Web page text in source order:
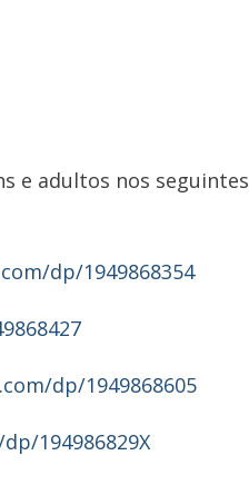
e adultos nos seguintes
dp/1949868354
dp/1949868605
194986829X